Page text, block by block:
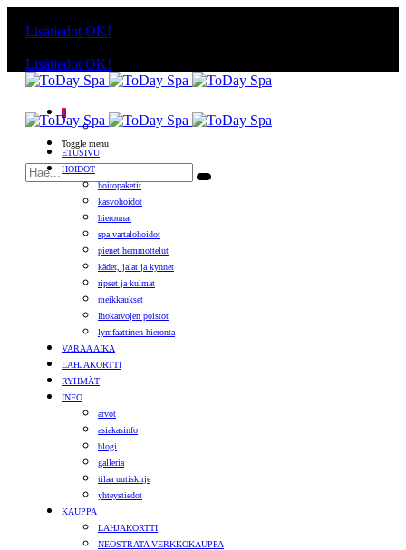
Lisätiedot OK!
Lisätiedot OK!
0
Toggle menu
ETUSIVU
HOIDOT
hoitopaketit
kasvohoidot
hieronnat
spa vartalohoidot
pienet hemmottelut
kädet, jalat ja kynnet
ripset ja kulmat
meikkaukset
Ihokarvojen poistot
lymfaattinen hieronta
VARAA AIKA
LAHJAKORTTI
RYHMÄT
INFO
arvot
asiakasinfo
blogi
galleria
tilaa uutiskirje
yhteystiedot
KAUPPA
LAHJAKORTTI
NEOSTRATA VERKKOKAUPPA